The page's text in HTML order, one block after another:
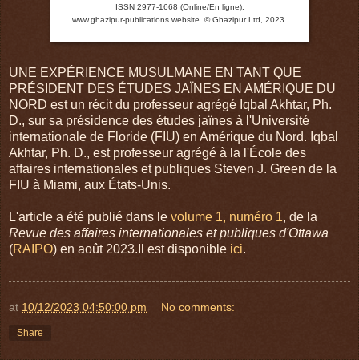
ISSN 2977-1668 (Online/En ligne).
www.ghazipur-publications.website. © Ghazipur Ltd, 2023.
UNE EXPÉRIENCE MUSULMANE EN TANT QUE
PRÉSIDENT DES ÉTUDES JAÏNES EN AMÉRIQUE DU
NORD est un récit du professeur agrégé Iqbal Akhtar, Ph.
D., sur sa présidence des études jaïnes à l'Université
internationale de Floride (FIU) en Amérique du Nord. Iqbal
Akhtar, Ph. D., est professeur agrégé à la l'École des
affaires internationales et publiques Steven J. Green de la
FIU à Miami, aux États-Unis.
L'article a été publié dans le volume 1, numéro 1, de la
Revue des affaires internationales et publiques d'Ottawa
(RAIPO) en août 2023.Il est disponible ici.
at 10/12/2023 04:50:00 pm No comments:
Share